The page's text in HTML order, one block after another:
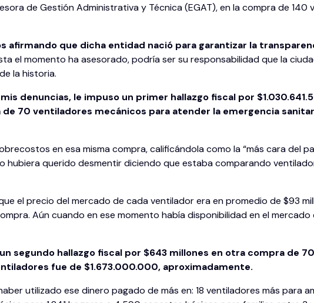
de Gestión Administrativa y Técnica (EGAT), en la compra de 140
afirmando que dicha entidad nació para garantizar la
el momento ha asesorado, podría ser su responsabilidad que la
la historia.
denuncias, le impuso un primer hallazgo fiscal por
70 ventiladores mecánicos para atender la emergencia
en esa misma compra, calificándola como la “más cara del
hubiera querido desmentir diciendo que estaba comparando
el precio del mercado de cada ventilador era en promedio de $93
Aún cuando en ese momento había disponibilidad en el
segundo hallazgo fiscal por $643 millones en otra compra de
fue de $1.673.000.000, aproximadamente.
utilizado ese dinero pagado de más en: 18 ventiladores más para